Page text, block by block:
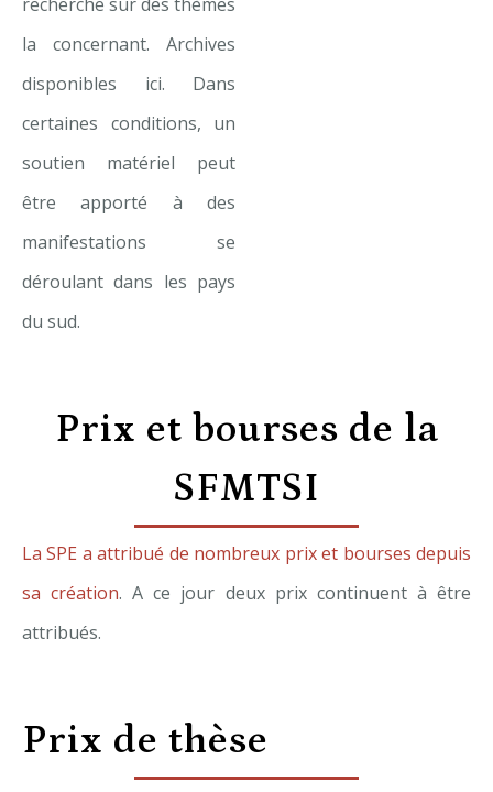
la concernant. Archives
disponibles ici. Dans
certaines conditions, un
soutien matériel peut
être apporté à des
manifestations se
déroulant dans les pays
du sud.
Prix et bourses de la
SFMTSI
La SPE a attribué de nombreux prix et bourses depuis
sa création. A ce jour deux prix continuent à être
attribués.
Prix de thèse